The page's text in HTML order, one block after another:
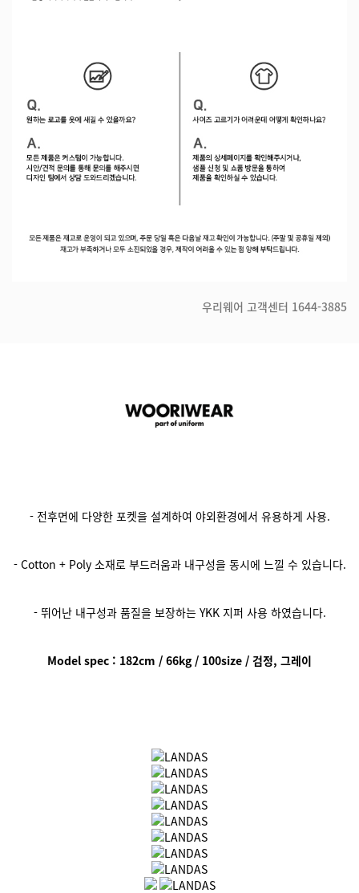
우리웨어 고객센터 1644-3885
- 전후면에 다양한 포켓을 설계하여 야외환경에서 유용하게 사용.
- Cotton + Poly 소재로 부드러움과 내구성을 동시에 느낄 수 있습니다.
- 뛰어난 내구성과 품질을 보장하는 YKK 지퍼 사용 하였습니다.
Model spec : 182cm / 66kg / 100size / 검정, 그레이